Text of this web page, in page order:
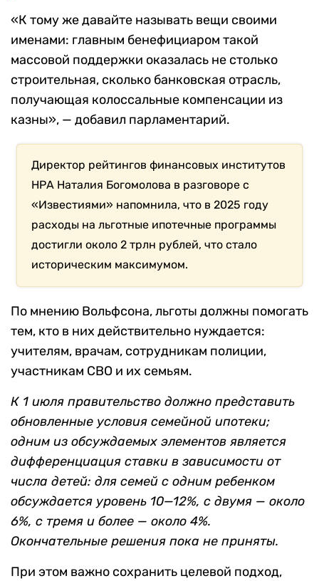
«К тому же давайте называть вещи своими
именами: главным бенефициаром такой
массовой поддержки оказалась не столько
строительная, сколько банковская отрасль,
получающая колоссальные компенсации из
казны», — добавил парламентарий.
Директор рейтингов финансовых институтов
НРА Наталия Богомолова в разговоре с
«Известиями» напомнила, что в 2025 году
расходы на льготные ипотечные программы
достигли около 2 трлн рублей, что стало
историческим максимумом.
По мнению Вольфсона, льготы должны помогать
тем, кто в них действительно нуждается:
учителям, врачам, сотрудникам полиции,
участникам СВО и их семьям.
К 1 июля правительство должно представить
обновленные условия семейной ипотеки;
одним из обсуждаемых элементов является
дифференциация ставки в зависимости от
числа детей: для семей с одним ребенком
обсуждается уровень 10—12%, с двумя — около
6%, с тремя и более — около 4%.
Окончательные решения пока не приняты.
При этом важно сохранить целевой подход,